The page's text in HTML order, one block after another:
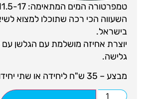
טמפרטורה המים המתאימה: 11.5-17 מעלות.
השעווה הכי רכה שתוכלו למצוא
בישראל.
יוצרת אחיזה מושלמת עם הגלשן עם
גלישה.
מבצע – 35 ש"ח ליחידה או שתי יחידות ב-60 ש"ח!